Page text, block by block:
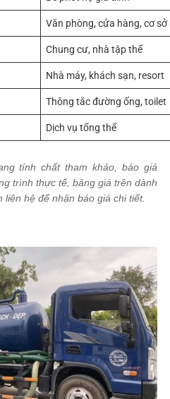
Văn phòng, cửa hàng, cơ
Chung cư, nhà tập thể
Nhà máy, khách sạn, resort
Thông tắc đường ống, toilet
Dịch vụ tổng thể
tính chất tham khảo, báo giá
trình thực tế, bảng giá trên dành
hệ để nhận báo giá chi tiết.